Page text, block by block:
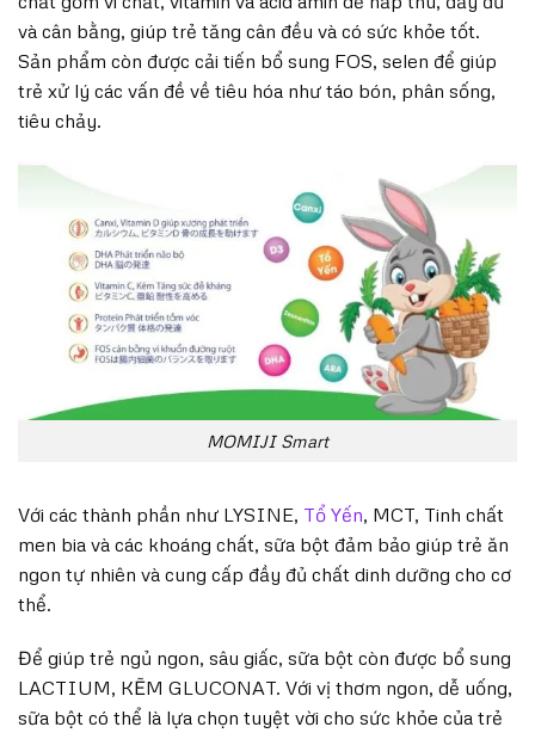
và cân bằng, giúp trẻ tăng cân đều và có sức khỏe tốt.
Sản phẩm còn được cải tiến bổ sung FOS, selen để giúp
trẻ xử lý các vấn đề về tiêu hóa như táo bón, phân sống,
tiêu chảy.
MOMIJI Smart
Với các thành phần như LYSINE, Tổ Yến, MCT, Tinh chất
men bia và các khoáng chất, sữa bột đảm bảo giúp trẻ ăn
ngon tự nhiên và cung cấp đầy đủ chất dinh dưỡng cho cơ
thể.
Để giúp trẻ ngủ ngon, sâu giấc, sữa bột còn được bổ sung
LACTIUM, KẼM GLUCONAT. Với vị thơm ngon, dễ uống,
sữa bột có thể là lựa chọn tuyệt vời cho sức khỏe của trẻ